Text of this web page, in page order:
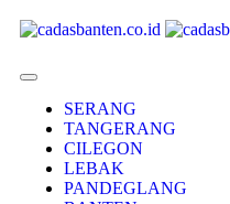
SERANG
TANGERANG
CILEGON
LEBAK
PANDEGLANG